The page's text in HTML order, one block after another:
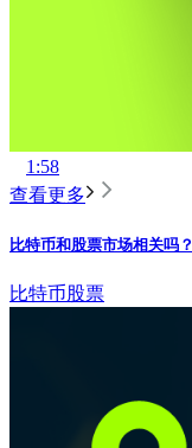
1:58
查看更多
比特币和股票市场相关吗？
比特币股票